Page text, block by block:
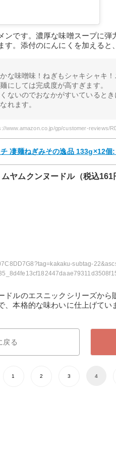
ンです。濃厚な味噌スープに
す。添付のにんにくを加えると
な味噌味！ねぎもシャキシャキ！
にしては完成度が高すぎます。
ないのでおなかがすいていると
れます。
凄麺ねぎみその逸品 133g×12個
ヤムクンヌードル（税込161
subtag-
ドルのエスニックシリーズか
本格的な味わいに仕上げてい
戻る
1 2 3 4